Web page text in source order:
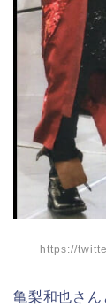
https://
亀梨和也さ